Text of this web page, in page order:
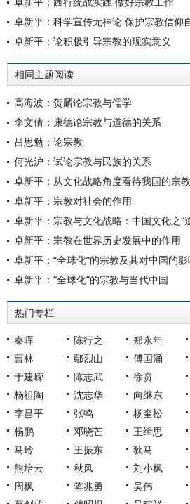
卓新平：科学宣传无神论 保护宗教信仰
卓新平：论积极引导宗教的现实意义
相同主题阅读
高海波：贺麟论宗教与儒学
李文倩：康德论宗教与道德的关系
吕思勉：论宗教
何光沪：试论宗教与民族的关系
卓新平：从文化战略角度看待我国的宗
卓新平：宗教对社会的作用
卓新平：宗教与文化战略：中国文化之“
卓新平：宗教在世界历史发展中的作用
卓新平：“全球化”的宗教及其对中国的影
卓新平：“全球化”的宗教与当代中国
热门专栏
秦晖 陈行之 郑永年
曹林
鄢烈山 傅国涌
于建嵘
陈志武 徐贲
杨祖陶
沈志华 向继东
李昌平
张鸣 杨奎松
杨鹏
邓晓芒 王缉思
马玲
王振东 狄马
熊培云
秋风 刘小枫
周枫
蒋兆勇 吴伟